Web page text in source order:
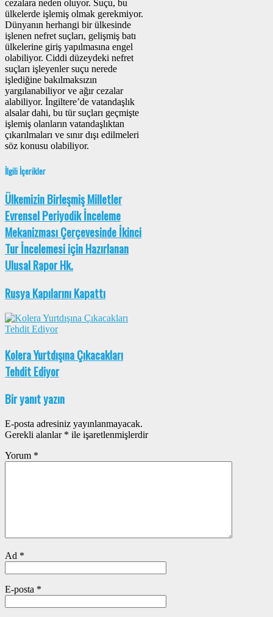
cezalara neden oluyor. Suçu, bu
ülkelerde işlemiş olmak gerekmiyor.
Dünyanın herhangi bir ülkesinde
işlenen nefret suçları, gelişmiş batı
ülkelerine giriş yapılmasına engel
olabiliyor. Ciddi düzeydeki nefret
suçları işleyenler suçu nerede
işlediğine bakılmaksızın
yargılanabiliyor ve ağır cezalar
alabiliyor. İngiltere’de vatandaşlık
alsalar dahi, bu tür suçları geçmişte
işlemiş olanların vatandaşlıktan
çıkarılmaları ve sınır dışı edilmeleri
söz konusu olabiliyor.
İlgili İçerikler
Ülkemizin Birleşmiş Milletler
Evrensel Periyodik İnceleme
Mekanizması Çerçevesinde İkinci
Tur İncelemesi için Hazırlanan
Ulusal Rapor Hk.
Rusya Kapılarını Kapattı
Kolera Yurtdışına Çıkacakları
Tehdit Ediyor
Bir yanıt yazın
E-posta adresiniz yayınlanmayacak.
Gerekli alanlar * ile işaretlenmişlerdir
Yorum *
Ad *
E-posta *